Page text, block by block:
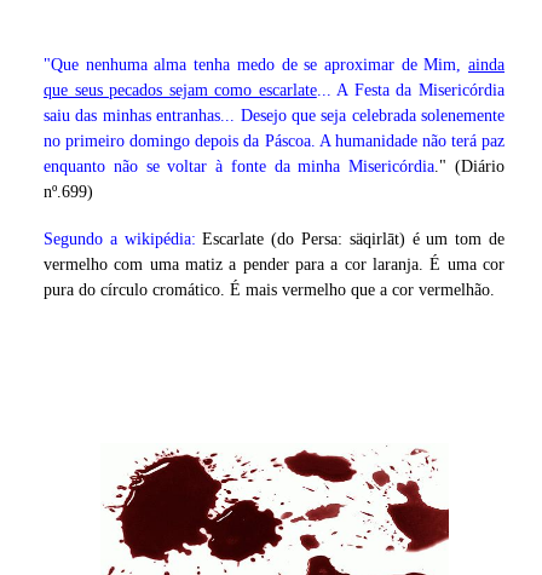
"Que nenhuma alma tenha medo de se aproximar de Mim,ainda
que seus pecados sejam como escarlate... A Festa da Misericórdia
saiu das minhas entranhas... Desejo que seja celebrada solenemente
no primeiro domingo depois da Páscoa. A humanidade não terá paz
enquanto não se voltar à fonte da minha Misericórdia." (Diário
nº.699)
Segundo a wikipédia: Escarlate (do Persa: säqirlāt) é um tom de
vermelho com uma matiz a pender para a cor laranja. É uma cor
pura do círculo cromático. É mais vermelho que a cor vermelhão.